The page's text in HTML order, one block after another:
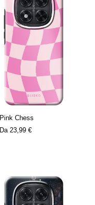
Pink Chess
Da 23,99 €